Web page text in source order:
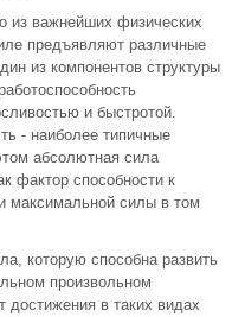
из важнейших физических
предъявляют различные
из компонентов структуры
и быстротой.
- наиболее типичные
абсолютная сила
фактор способности к
максимальной силы в том
которую способна развить
произвольном
в таких видах